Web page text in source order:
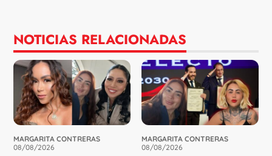
NOTICIAS RELACIONADAS
MARGARITA CONTRERAS
08/08/2026
MARGARITA CONTRERAS
08/08/2026